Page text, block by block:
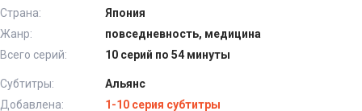
Страна:
Япония
Жанр:
повседневность, медицина
Всего серий:
10 серий по 54 минуты
Субтитры:
Альянс
Добавлена:
1-10 серия субтитры